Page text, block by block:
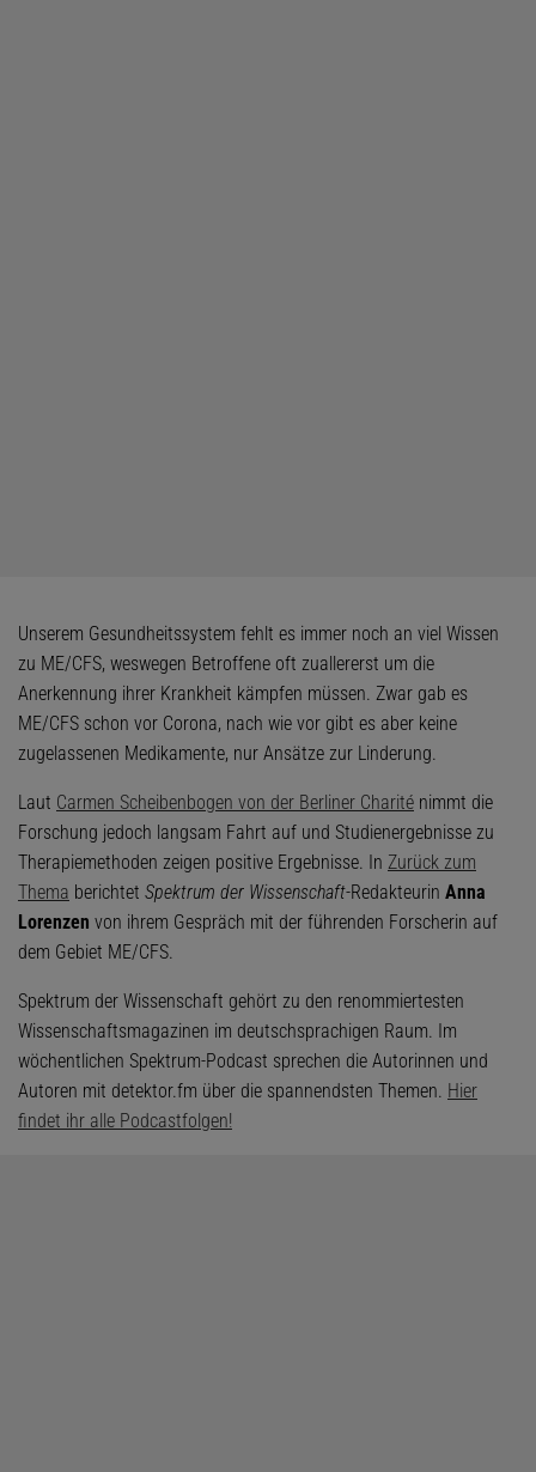
Unserem Gesundheitssystem fehlt es immer noch an viel Wissen
zu ME/CFS, weswegen Betroffene oft zuallererst um die
Anerkennung ihrer Krankheit kämpfen müssen. Zwar gab es
ME/CFS schon vor Corona, nach wie vor gibt es aber keine
zugelassenen Medikamente, nur Ansätze zur Linderung.
Laut Carmen Scheibenbogen von der Berliner Charité nimmt die
Forschung jedoch langsam Fahrt auf und Studienergebnisse zu
Therapiemethoden zeigen positive Ergebnisse. In Zurück zum
Thema berichtet Spektrum der Wissenschaft-Redakteurin Anna
Lorenzen von ihrem Gespräch mit der führenden Forscherin auf
dem Gebiet ME/CFS.
Spektrum der Wissenschaft gehört zu den renommiertesten
Wissenschaftsmagazinen im deutschsprachigen Raum. Im
wöchentlichen Spektrum-Podcast sprechen die Autorinnen und
Autoren mit detektor.fm über die spannendsten Themen. Hier
findet ihr alle Podcastfolgen!